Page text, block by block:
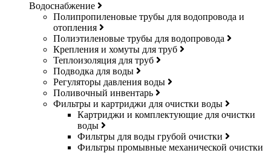
Водоснабжение
Полипропиленовые трубы для водопровода и
отопления
Полиэтиленовые трубы для водопровода
Крепления и хомуты для труб
Теплоизоляция для труб
Подводка для воды
Регуляторы давления воды
Поливочный инвентарь
Фильтры и картриджи для очистки воды
Картриджи и комплектующие для очистки
воды
Фильтры для воды грубой очистки
Фильтры промывные механической очистки